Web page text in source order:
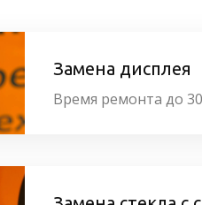
Замена дисплея
Время ремонта до